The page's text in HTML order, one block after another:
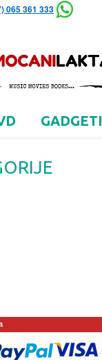
065 361 333
GADGETI